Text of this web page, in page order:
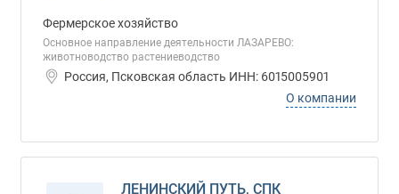
Фермерское хозяйство
Основное направление деятельности ЛАЗАРЕВО:
животноводство растениеводство
Россия, Псковская область ИНН: 6015005901
О компании
ЛЕНИНСКИЙ ПУТЬ, СПК